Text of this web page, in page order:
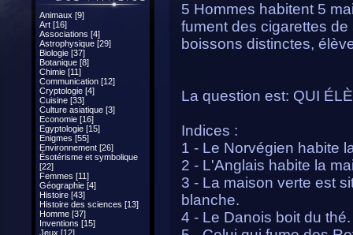
Animaux [9]
Art [16]
Associations [4]
Astrophysique [29]
Biologie [37]
Botanique [8]
Chimie [11]
Communication [12]
Cryptologie [4]
Cuisine [33]
Culture asiatique [3]
Economie [16]
Egyptologie [15]
Enigmes [55]
Environnement [26]
Ésotérisme et symbolique
[22]
Femmes [11]
Géographie [4]
Histoire [43]
Histoire des sciences [13]
Homme [37]
Inventions [15]
Jeux [12]
5 Hommes habitent 5
fument des cigarettes
boissons distinctes,
La question est: QUI
Indices :
1 - Le Norvégien habite
2 - L'Anglais habite la
3 - La maison verte est
blanche.
4 - Le Danois boit du thé.